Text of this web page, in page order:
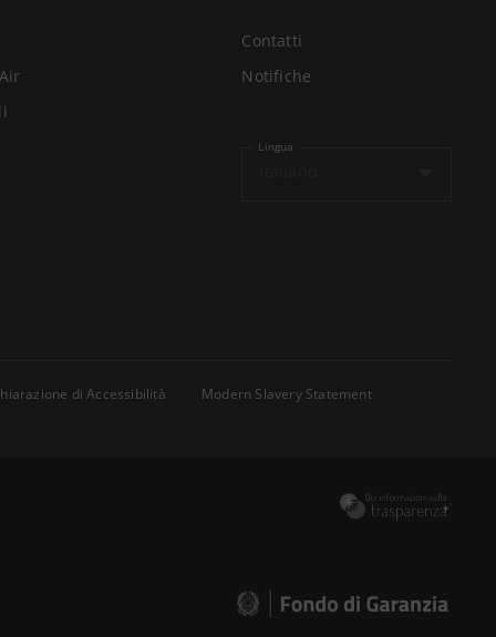
Contatti
Notifiche
Lingua
di Accessibilità
Modern Slavery Statement